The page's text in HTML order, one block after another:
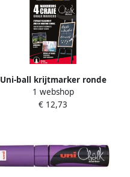
Uni-ball krijtmarker ronde
punt 1 8 2 5 mm etui van 4
stuks assorti
1 webshop
€ 12,73